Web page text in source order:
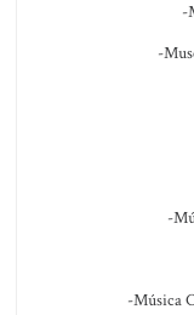
-
-
-
-Música